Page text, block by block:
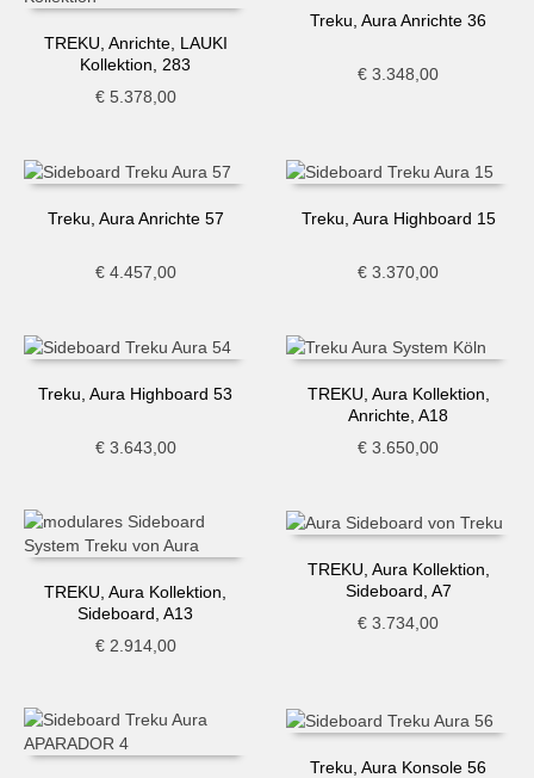
TREKU, Anrichte, LAUKI
Kollektion, 283
€5.378,00
Treku, Aura Anrichte 36
€ 3.348,00
Treku, Aura Anrichte 57
€4.457,00
Treku, Aura Highboard 15
€ 3.370,00
Treku, Aura Highboard 53
€3.643,00
TREKU, Aura Kollektion,
Anrichte, A18
€ 3.650,00
TREKU, Aura Kollektion,
Sideboard, A13
€2.914,00
TREKU, Aura Kollektion,
Sideboard, A7
€ 3.734,00
Treku, Aura Konsole 56